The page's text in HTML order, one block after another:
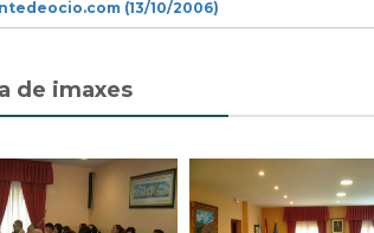
(13/10/2006)
de imaxes